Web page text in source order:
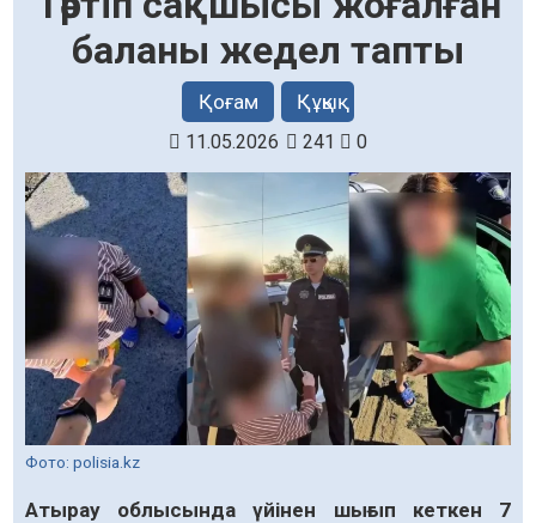
баланы жедел тапты
Қоғам Құқық
11.05.2026 241 0
Фото: polisia.kz
Атырау облысында үйінен шығып кеткен 7